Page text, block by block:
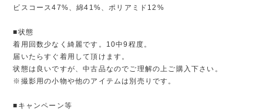
ビスコース47%、綿41%、ポリアミド12%
■状態
着用回数少なく綺麗です。10中9程度。
届いたらすぐ着用して頂けます。
状態は良いですが、中古品なのでご理解の上ご購入下さい。
※撮影用の小物や他のアイテムは別売りです。
■キャンペーン等